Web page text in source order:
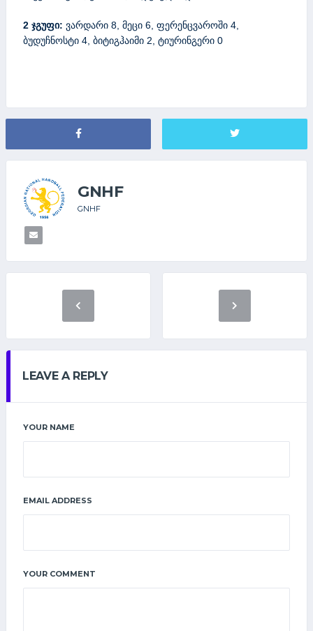
2 ჯგუფი: ვარდარი 8, მეცი 6, ფერენცვაროში 4,
ბუდუჩნოსტი 4, ბიტიგჰაიმი 2, ტიურინგერი 0
GNHF
GNHF
LEAVE A REPLY
YOUR NAME
EMAIL ADDRESS
YOUR COMMENT